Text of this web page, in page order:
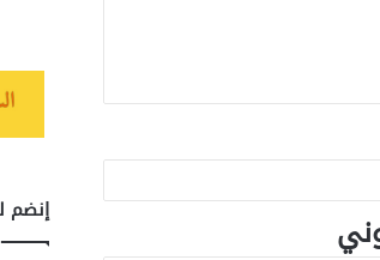
إنضم